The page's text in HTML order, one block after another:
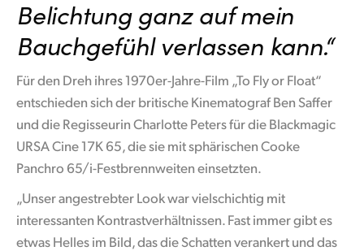
Netherlands
New Zealand
Poland
Portugal
Singapore
Belichtung ganz auf mein
Bauchgefühl verlassen kann.“
Für den Dreh ihres 1970er-Jahre-Film „To Fly or Float“
entschieden sich der britische Kinematograf Ben Saffer
und die Regisseurin Charlotte Peters für die Blackmagic
URSA Cine 17K 65, die sie mit sphärischen Cooke
Panchro 65/i-Festbrennweiten einsetzten.
„Unser angestrebter Look war vielschichtig mit
interessanten Kontrastverhältnissen. Fast immer gibt es
etwas Helles im Bild, das die Schatten verankert und das